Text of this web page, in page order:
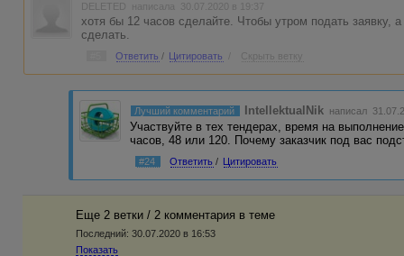
DELETED написала 30.07.2020 в 19:37
хотя бы 12 часов сделайте. Чтобы утром подать заявку,
сделать.
Ответить / Цитировать Скрыть ветку
Лучший комментарий IntellektualNik написал
Участвуйте в тех тендерах, время на
часов, 48 или 120. Почему заказчик под вас
#24 Ответить / Цитировать
Еще 2 ветки / 2 комментария в темe
Последний: 30.07.2020 в 16:53
Показать